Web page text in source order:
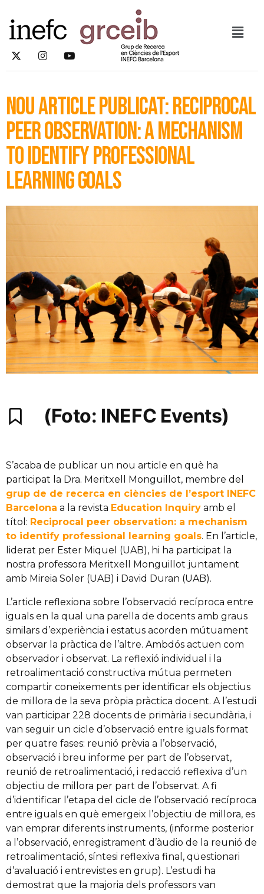
Nou article publicat: Reciprocal
peer observation: a mechanism
to identify professional
learning goals
(Foto: INEFC Events)
S’acaba de publicar un nou article en què ha
participat la Dra. Meritxell Monguillot, membre del
grup de de recerca en ciències de l’esport INEFC
Barcelona a la revista Education Inquiry amb el
títol: Reciprocal peer observation: a mechanism
to identify professional learning goals. En l’article,
liderat per Ester Miquel (UAB), hi ha participat la
nostra professora Meritxell Monguillot juntament
amb Mireia Soler (UAB) i David Duran (UAB).
L’article reflexiona sobre l’observació recíproca entre
iguals en la qual una parella de docents amb graus
similars d’experiència i estatus acorden mútuament
observar la pràctica de l’altre. Ambdós actuen com
observador i observat. La reflexió individual i la
retroalimentació constructiva mútua permeten
compartir coneixements per identificar els objectius
de millora de la seva pròpia pràctica docent. A l’estudi
van participar 228 docents de primària i secundària, i
van seguir un cicle d’observació entre iguals format
per quatre fases: reunió prèvia a l’observació,
observació i breu informe per part de l’observat,
reunió de retroalimentació, i redacció reflexiva d’un
objectiu de millora per part de l’observat. A fi
d’identificar l’etapa del cicle de l’observació recíproca
entre iguals en què emergeix l’objectiu de millora, es
van emprar diferents instruments, (informe posterior
a l’observació, enregistrament d’àudio de la reunió de
retroalimentació, síntesi reflexiva final, qüestionari
d’avaluació i entrevistes en grup). L’estudi ha
demostrat que la majoria dels professors van